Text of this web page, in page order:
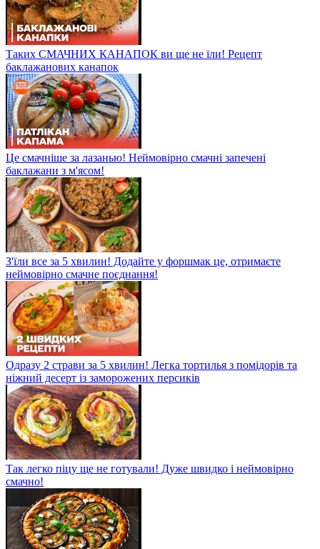
Таких СМАЧНИХ КАНАПОК ви ще не їли! Рецепт
баклажанових канапок
Це смачніше за лазанью! Неймовірно смачні запечені
баклажани з м'ясом!
З'їли все за 5 хвилин! Додайте у форшмак це, отримаєте
неймовірно смачне поєднання!
Одразу 2 страви за 5 хвилин! Легка тортилья з помідорів та
ніжний десерт із заморожених персиків
Так легко піцу ще не готували! Дуже швидко і неймовірно
смачно!